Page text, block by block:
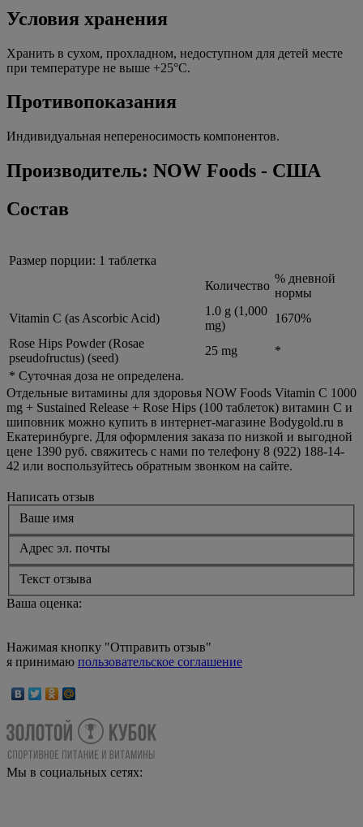
Условия хранения
Хранить в сухом, прохладном, недоступном для детей месте
при температуре не выше +25°C.
Противопоказания
Индивидуальная непереносимость компонентов.
Производитель: NOW Foods - США
Состав
Размер порции: 1 таблетка
Количество
% дневной
нормы
Vitamin C (as Ascorbic Acid)
1.0 g (1,000
mg)
1670%
Rose Hips Powder (Rosae
pseudofructus) (seed)
25 mg
*
* Суточная доза не определена.
Отдельные витамины для здоровья NOW Foods Vitamin C 1000
mg + Sustained Release + Rose Hips (100 таблеток) витамин С и
шиповник можно купить в интернет-магазине Bodygold.ru в
Екатеринбурге. Для оформления заказа по низкой и выгодной
цене 1390 руб. свяжитесь с нами по телефону 8 (922) 188-14-
42 или воспользуйтесь обратным звонком на сайте.
Написать отзыв
Ваше имя
Адрес эл. почты
Текст отзыва
Ваша оценка:
Нажимая кнопку "Отправить отзыв"
я принимаю пользовательское соглашение
Мы в социальных сетях: